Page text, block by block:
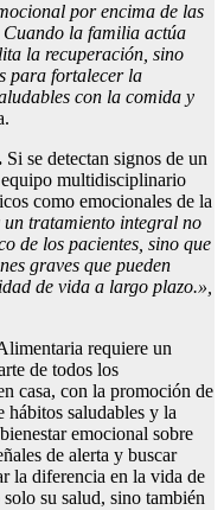
por encima de las
Cuando la familia actúa
la recuperación, sino
para fortalecer la
con la comida y
Si se detectan signos de un
multidisciplinario
como emocionales de la
tratamiento integral no
de los pacientes, sino que
graves que pueden
de vida a largo plazo.»,
requiere un
de todos los
casa, con la promoción de
hábitos saludables y la
emocional sobre
de alerta y buscar
la diferencia en la vida de
su salud, sino también